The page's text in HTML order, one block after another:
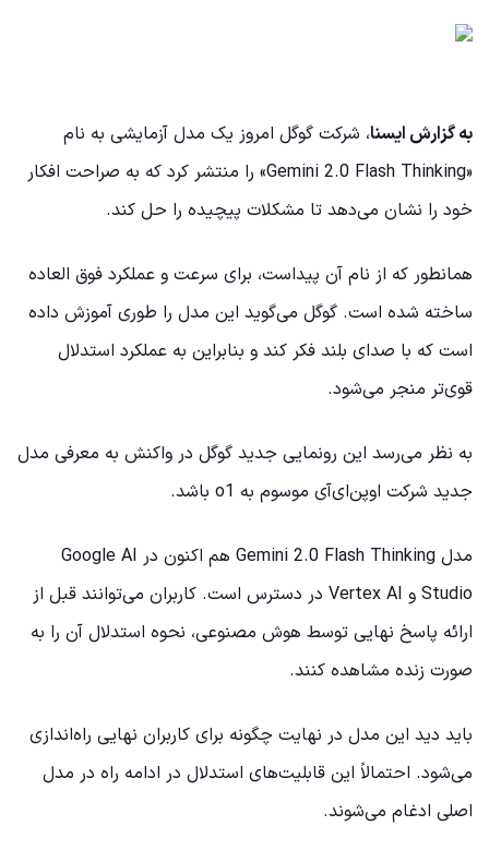
به گزارش ایسنا، شرکت گوگل امروز یک مدل آزمایشی به نام
«Gemini 2.0 Flash Thinking» را منتشر کرد که به صراحت افکار
خود را نشان می‌دهد تا مشکلات پیچیده را حل کند.
همانطور که از نام آن پیداست، برای سرعت و عملکرد فوق العاده
ساخته شده است. گوگل می‌گوید این مدل را طوری آموزش داده
است که با صدای بلند فکر کند و بنابراین به عملکرد استدلال
قوی‌تر منجر می‌شود.
به نظر می‌رسد این رونمایی جدید گوگل در واکنش به معرفی مدل
جدید شرکت اوپن‌ای‌آی موسوم به o1 باشد.
مدل Gemini 2.0 Flash Thinking هم اکنون در Google AI
Studio و Vertex AI در دسترس است. کاربران می‌توانند قبل از
ارائه پاسخ نهایی توسط هوش مصنوعی، نحوه استدلال آن را به
صورت زنده مشاهده کنند.
باید دید این مدل در نهایت چگونه برای کاربران نهایی راه‌اندازی
می‌شود. احتمالاً این قابلیت‌های استدلال در ادامه راه در مدل
اصلی ادغام می‌شوند.